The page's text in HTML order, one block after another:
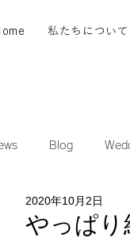
私たちについて
Blog
やっぱり
2020年10月2日